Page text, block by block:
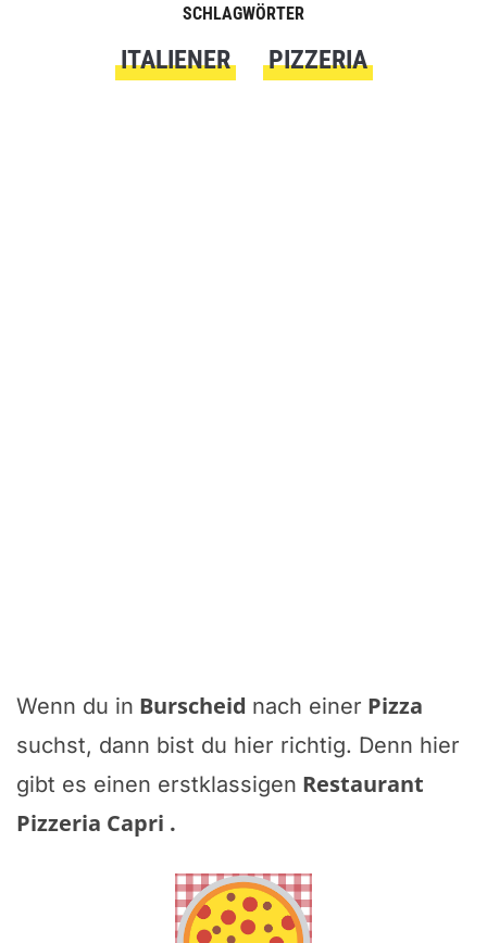
SCHLAGWÖRTER
ITALIENER PIZZERIA
Wenn du in Burscheid nach einer Pizza
suchst, dann bist du hier richtig. Denn hier
gibt es einen erstklassigen Restaurant
Pizzeria Capri .